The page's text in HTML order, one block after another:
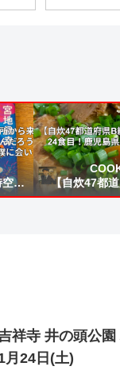
興
～
【自炊47都
メ】24食目！
祥寺 井の頭公
月24日(土)